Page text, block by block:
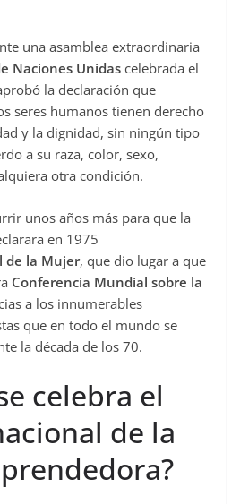
una asamblea extraordinaria
Naciones Unidas celebrada el
la declaración que
seres humanos tienen derecho
y la dignidad, sin ningún tipo
a su raza, color, sexo,
otra condición.
unos años más para que la
en 1975
de la Mujer, que dio lugar a que
Conferencia Mundial sobre la
a los innumerables
que en todo el mundo se
la década de los 70.
celebra el
de la